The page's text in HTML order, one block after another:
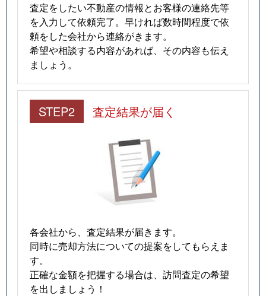
査定をしたい不動産の情報とお客様の連絡先等
を入力して依頼完了。早ければ数時間程度で依
頼をした会社から連絡がきます。
希望や相談する内容があれば、その内容も伝え
ましょう。
STEP2 査定結果が届く
各会社から、査定結果が届きます。
同時に売却方法についての提案をしてもらえま
す。
正確な金額を把握する場合は、訪問査定の希望
を出しましょう！